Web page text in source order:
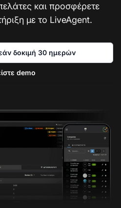
και προσφέρετε
με το LiveAgent.
δοκιμή 30 ημερών
demo